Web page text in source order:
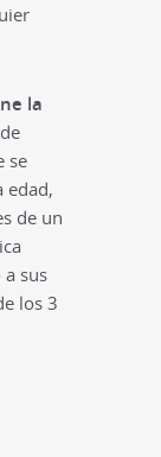
la
se
edad,
de un
sus
los 3